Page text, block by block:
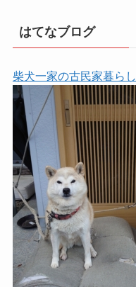
はてなブログ
柴犬一家の古民家暮らし